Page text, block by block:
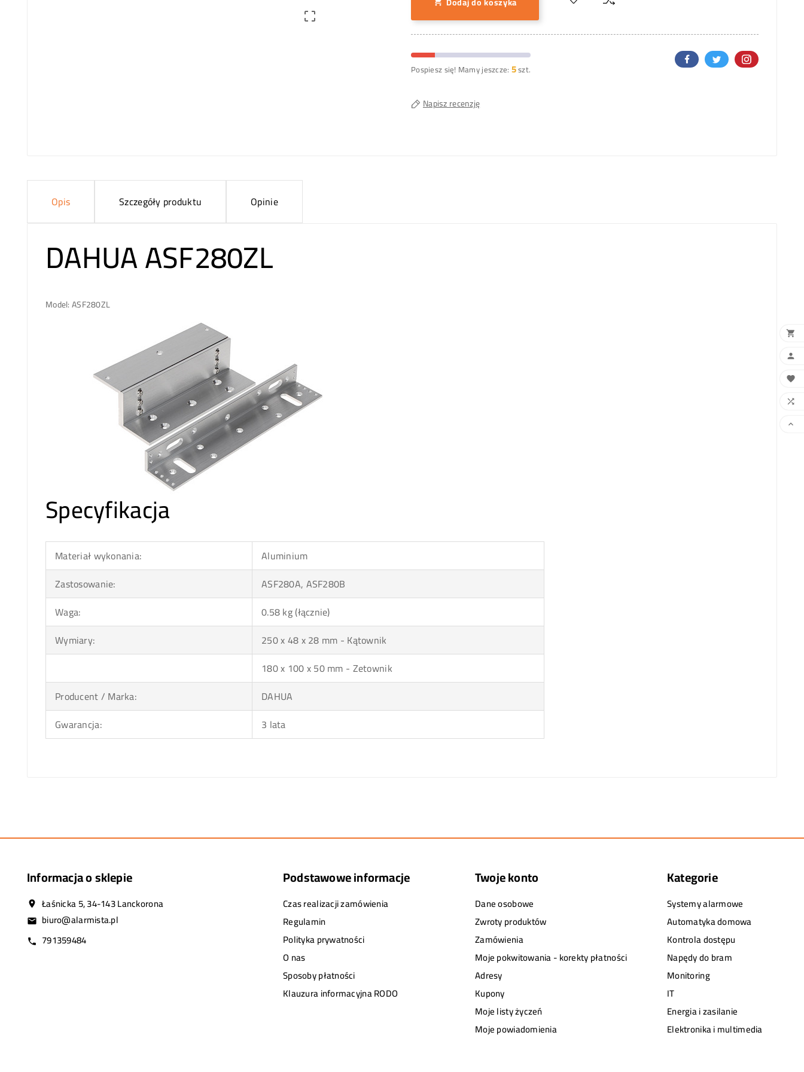

Pospiesz się! Mamy jeszcze: 5szt.
Napisz recenzję
Opis Szczegóły produktu Opinie
DAHUA ASF280ZL
Model: ASF280ZL
Specyfikacja
Materiał wykonania:
Aluminium
Zastosowanie:
ASF280A, ASF280B
Waga:
0.58 kg (łącznie)
Wymiary:
250 x 48 x 28 mm - Kątownik
180 x 100 x 50 mm - Zetownik
Producent / Marka:
DAHUA
Gwarancja:
3 lata
Informacja o sklepie
location_on Łaśnicka 5, 34-143 Lanckorona
email biuro@alarmista.pl
call 791359484
Podstawowe informacje
Czas realizacji zamówienia
Regulamin
Polityka prywatności
O nas
Sposoby płatności
Klauzura informacyjna RODO
Twoje konto
Dane osobowe
Zwroty produktów
Zamówienia
Moje pokwitowania - korekty płatności
Adresy
Kupony
Moje listy życzeń
Moje powiadomienia
Kategorie
Systemy alarmowe
Automatyka domowa
Kontrola dostępu
Napędy do bram
Monitoring
IT
Energia i zasilanie
Elektronika i multimedia




